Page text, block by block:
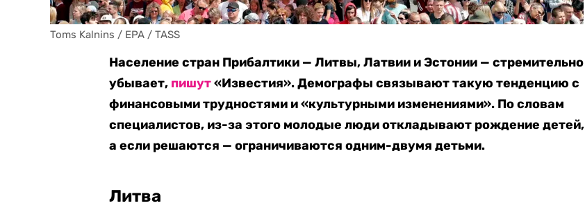
Toms Kalnins / EPA / TASS
Население стран Прибалтики — Литвы, Латвии и Эстонии — стремительно
убывает, пишут«Известия». Демографы связывают такую тенденцию с
финансовыми трудностями и «культурными изменениями». По словам
специалистов, из-за этого молодые люди откладывают рождение детей,
а если решаются — ограничиваются одним-двумя детьми.
Литва